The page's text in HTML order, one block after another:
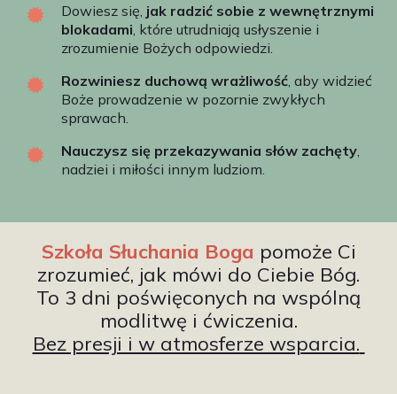
Dowiesz się, jak radzić sobie z wewnętrznymi
blokadami , które utrudniają usłyszenie i
zrozumienie Bożych odpowiedzi.
Rozwiniesz duchową wrażliwość , aby widzieć
Boże prowadzenie w pozornie zwykłych
sprawach.
Nauczysz się przekazywania słów zachęty
nadziei i miłości innym ludziom.
Szkoła Słuchania Boga pomoże Ci
zrozumieć, jak mówi do Ciebie Bóg.
To 3 dni poświęconych na wspólną
modlitwę i ćwiczenia.
Bez presji i w atmosferze wsparcia.